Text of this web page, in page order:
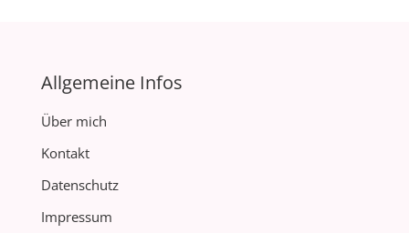
Allgemeine Infos
Über mich
Kontakt
Datenschutz
Impressum